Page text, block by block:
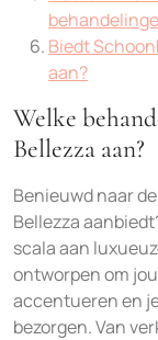
Biedt
aan?
Welke
Bellezza aan?
Benieuwd naar
Bellezza
scala aan
ontworpen om
accentueren en
bezorgen. Van